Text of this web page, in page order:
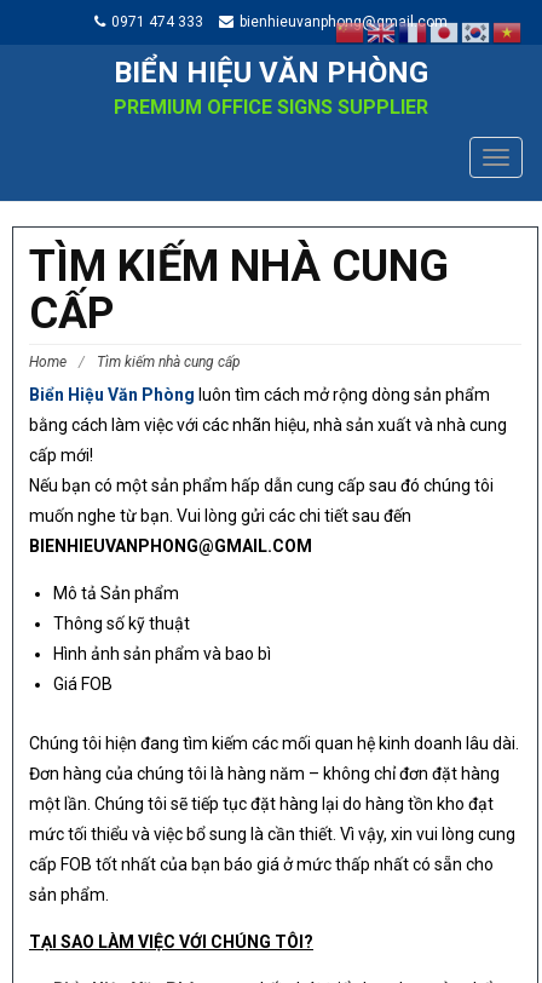
0971 474 333 bienhieuvanphong@gmail.com
BIỂN HIỆU VĂN PHÒNG
PREMIUM OFFICE SIGNS SUPPLIER
TÌM KIẾM NHÀ CUNG
CẤP
Home / Tìm kiếm nhà cung cấp
Biển Hiệu Văn Phòng luôn tìm cách mở rộng dòng sản phẩm
bằng cách làm việc với các nhãn hiệu, nhà sản xuất và nhà cung
cấp mới!
Nếu bạn có một sản phẩm hấp dẫn cung cấp sau đó chúng tôi
muốn nghe từ bạn. Vui lòng gửi các chi tiết sau đến
BIENHIEUVANPHONG@GMAIL.COM
Mô tả Sản phẩm
Thông số kỹ thuật
Hình ảnh sản phẩm và bao bì
Giá FOB
Chúng tôi hiện đang tìm kiếm các mối quan hệ kinh doanh lâu dài.
Đơn hàng của chúng tôi là hàng năm – không chỉ đơn đặt hàng
một lần. Chúng tôi sẽ tiếp tục đặt hàng lại do hàng tồn kho đạt
mức tối thiểu và việc bổ sung là cần thiết. Vì vậy, xin vui lòng cung
cấp FOB tốt nhất của bạn báo giá ở mức thấp nhất có sẵn cho
sản phẩm.
TẠI SAO LÀM VIỆC VỚI CHÚNG TÔI?